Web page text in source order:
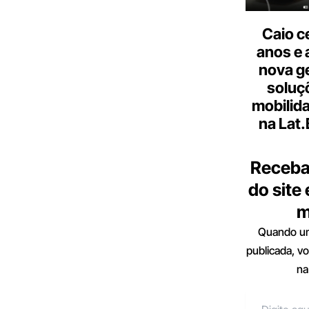
Caio
anos e
nova
na
do site
Quando
publicada,